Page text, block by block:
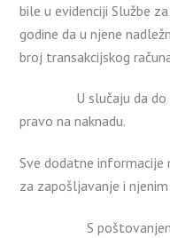
bile u evidenciji Službe
godine da u njene
broj transakcijskog
U slučaju da do
pravo na naknadu.
Sve dodatne informacije
za zapošljavanje i
S